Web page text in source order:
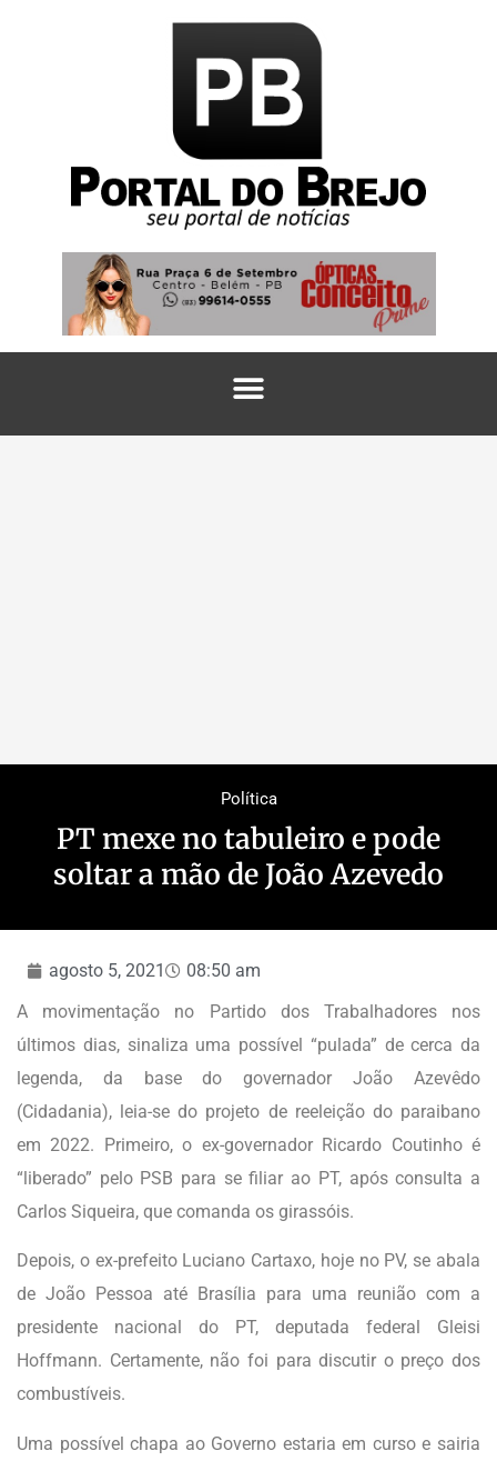
Política
PT mexe no tabuleiro e pode
soltar a mão de João Azevedo
agosto 5, 2021
08:50 am
A movimentação no Partido dos Trabalhadores nos
últimos dias, sinaliza uma possível “pulada” de cerca da
legenda, da base do governador João Azevêdo
(Cidadania), leia-se do projeto de reeleição do paraibano
em 2022. Primeiro, o ex-governador Ricardo Coutinho é
“liberado” pelo PSB para se filiar ao PT, após consulta a
Carlos Siqueira, que comanda os girassóis.
Depois, o ex-prefeito Luciano Cartaxo, hoje no PV, se abala
de João Pessoa até Brasília para uma reunião com a
presidente nacional do PT, deputada federal Gleisi
Hoffmann. Certamente, não foi para discutir o preço dos
combustíveis.
Uma possível chapa ao Governo estaria em curso e sairia